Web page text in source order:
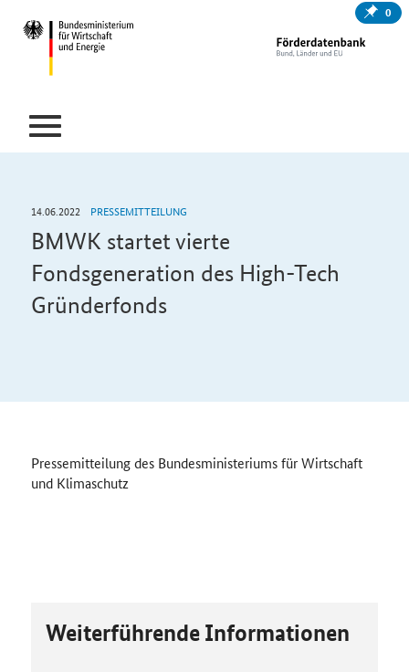
0
14.06.2022 PRESSEMITTEILUNG
BMWK startet vierte
Fondsgeneration des High-Tech
Gründerfonds
Pressemitteilung des Bundesministeriums für Wirtschaft
und Klimaschutz
Weiterführende Informationen